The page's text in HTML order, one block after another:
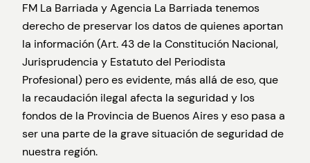
FM La Barriada y Agencia La Barriada tenemos
derecho de preservar los datos de quienes aportan
la información (Art. 43 de la Constitución Nacional,
Jurisprudencia y Estatuto del Periodista
Profesional) pero es evidente, más allá de eso, que
la recaudación ilegal afecta la seguridad y los
fondos de la Provincia de Buenos Aires y eso pasa a
ser una parte de la grave situación de seguridad de
nuestra región.